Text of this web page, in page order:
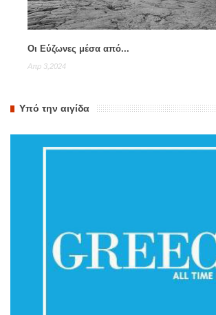
Οι Εύζωνες μέσα από...
Απρ 3,2024
Υπό την αιγίδα